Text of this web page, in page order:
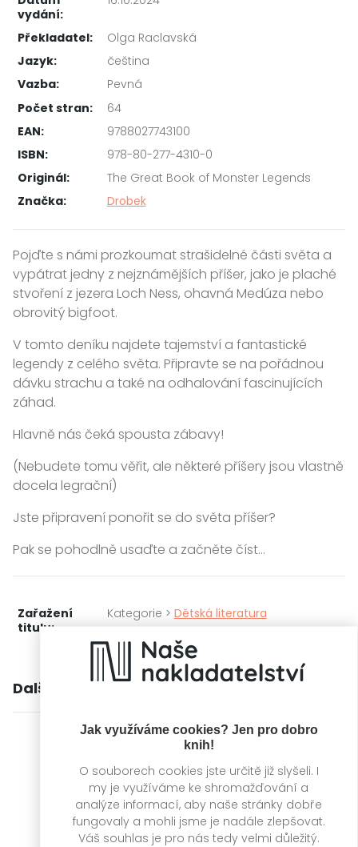
Jak využíváme cookies? Jen pro dobro
knih!
O souborech cookies jste určitě již slyšeli. I
my je využíváme ke shromažďování a
analýze informací, aby naše stránky dobře
fungovaly a mohli jsme je nadále zlepšovat.
Váš souhlas je pro nás tedy velmi důležitý.
vydání:
Překladatel:
Olga Raclavská
Jazyk:
čeština
Vazba:
Pevná
Počet stran:
64
EAN:
9788027743100
ISBN:
978-80-277-4310-0
Originál:
The Great Book of Monster Legends
Značka:
Drobek
Pojďte s námi prozkoumat strašidelné části světa a
vypátrat jedny z nejznámějších příšer, jako je plaché
stvoření z jezera Loch Ness, ohavná Medúza nebo
obrovitý bigfoot.
V tomto deníku najdete tajemství a fantastické
legendy z celého světa. Připravte se na pořádnou
dávku strachu a také na odhalování fascinujících
záhad.
Hlavně nás čeká spousta zábavy!
(Nebudete tomu věřit, ale některé příšery jsou vlastně
docela legrační)
Jste připravení ponořit se do světa příšer?
Pak se pohodlně usaďte a začněte číst...
Zařažení
titulu:
Kategorie > Dětská literatura
Další knihy autora